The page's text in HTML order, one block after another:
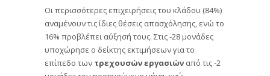
Οι περισσότερες επιχειρήσεις του κλάδου (84%)
αναμένουν τις ίδιες θέσεις απασχόλησης, ενώ το
16% προβλέπει αύξησή τους. Στις -28 μονάδες
υποχώρησε ο δείκτης εκτιμήσεων για το
επίπεδο των τρεχουσών εργασιών από τις -2